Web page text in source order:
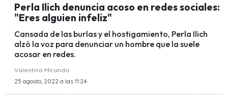
Perla Ilich denuncia acoso en redes sociales:
"Eres alguien infeliz"
Cansada de las burlas y el hostigamiento, Perla Ilich
alzó la voz para denunciar un hombre que la suele
acosar en redes.
Valentina Miranda
25 agosto, 2022 a las 11:24